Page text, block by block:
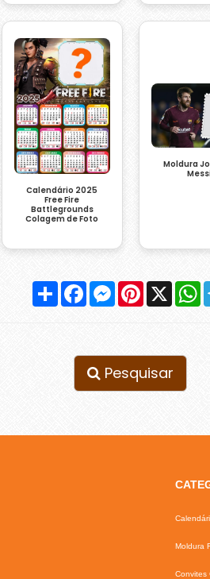
Calendário 2025
Free Fire
Battlegrounds
Colagem de Foto
Moldura
Compartilhar
FacebookMessenger
Pinterest
X
Pesquisar
Moldura
Convites